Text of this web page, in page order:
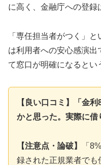
に高く、金融庁への登録
「専任担当者がつく」
は利用者への安心感演出
て窓口が明確になるとい
【良い口コミ】「金
かと思った。実際に借
【注意点・論破】
「
録された正規業者でも